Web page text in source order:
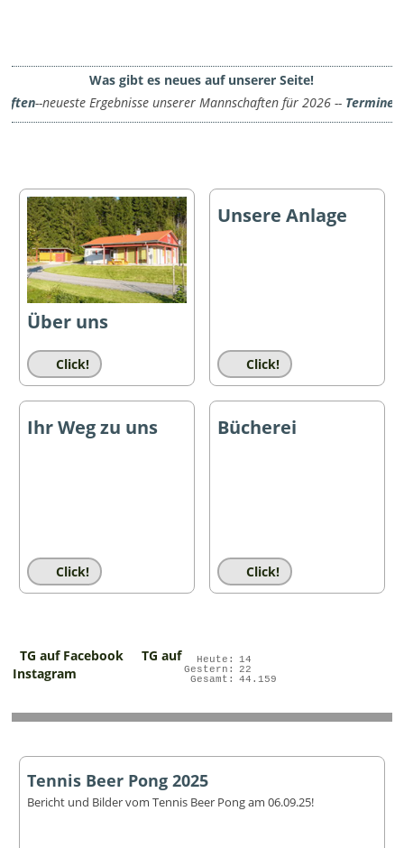
Was gibt es neues auf unserer Seite!
--neueste Ergebnisse unserer Mannschaften für 2026 --Termine-- T.:
Über uns
Click!
Unsere Anlage
Click!
Ihr Weg zu uns
Click!
Bücherei
Click!
TG auf Facebook
TG auf
Instagram
Heute:
14
Gestern:
22
Gesamt:
44.159
Tennis Beer Pong 2025
Bericht und Bilder vom Tennis Beer Pong am 06.09.25!